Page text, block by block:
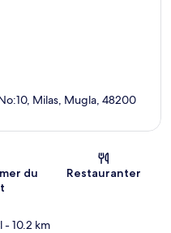
Milas, Mugla, 48200
du
Restauranter
- 10.2 km